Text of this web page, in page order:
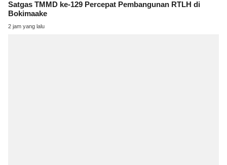
Satgas TMMD ke-129 Percepat Pembangunan RTLH di
Bokimaake
2 jam yang lalu